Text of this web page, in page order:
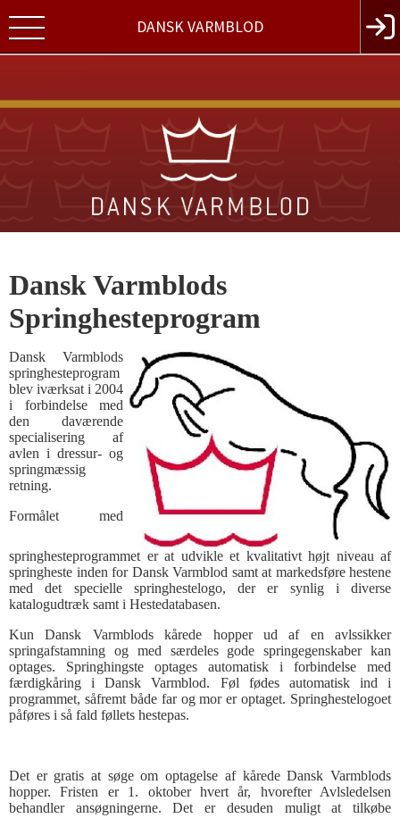
DANSK VARMBLOD
Dansk Varmblods
Springhesteprogram
Dansk Varmblods
springhesteprogram
blev iværksat i 2004
i forbindelse med
den daværende
specialisering af
avlen i dressur- og
springmæssig
retning.
Formålet med
springhesteprogrammet er at udvikle et kvalitativt højt niveau af
springheste inden for Dansk Varmblod samt at markedsføre hestene
med det specielle springhestelogo, der er synlig i diverse
katalogudtræk samt i Hestedatabasen.
Kun Dansk Varmblods kårede hopper ud af en avlssikker
springafstamning og med særdeles gode springegenskaber kan
optages. Springhingste optages automatisk i forbindelse med
færdigkåring i Dansk Varmblod. Føl fødes automatisk ind i
programmet, såfremt både far og mor er optaget. Springhestelogoet
påføres i så fald føllets hestepas.
Det er gratis at søge om optagelse af kårede Dansk Varmblods
hopper. Fristen er 1. oktober hvert år, hvorefter Avlsledelsen
behandler ansøgningerne. Det er desuden muligt at tilkøbe